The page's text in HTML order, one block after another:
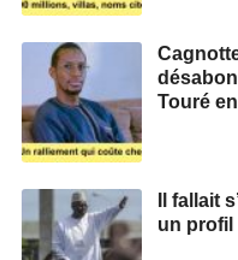
Touré
Il fallait
un profil